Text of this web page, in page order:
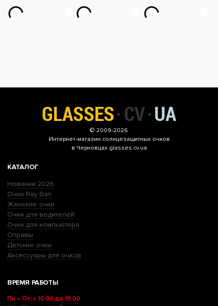
© 2009-2026
Интернет-магазин солнцезащитных очков
в Черновцах glasses.cv.ua
КАТАЛОГ
Новинки 2026
Очки Ray Ban
Женские очки
Очки для водителей
Очки для компьютера
Оправы
Детские очки
Аксессуары для очков
ВРЕМЯ РАБОТЫ
Пн – Пт: с 10:00 до 19:00